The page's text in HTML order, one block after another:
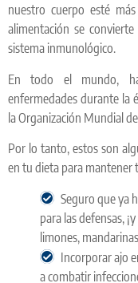
nuestro cuerpo esté
alimentación se
sistema inmunológico.
En todo el mundo,
enfermedades durante la
la Organización Mundial
Por lo tanto, estos son
en tu dieta para mantener
Seguro que ya
para las defensas,
limones,
Incorporar ajo
a combatir